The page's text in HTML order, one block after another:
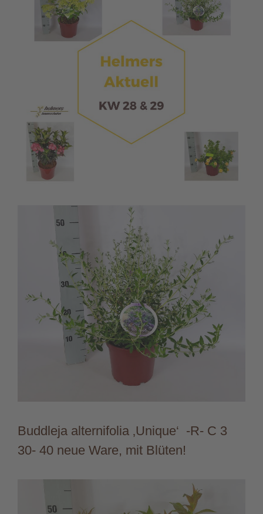
Buddleja alternifolia ‚Unique‘ -R- C 3
30- 40 neue Ware, mit Blüten!